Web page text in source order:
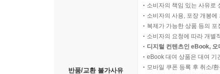
반품/교환 불가사유
소비자의 책임 있는 사유로
소비자의 사용, 포장 개봉
복제가 가능한 상품 등의
소비자의 요청에 따라 개별
디지털 컨텐츠인 eBook,
eBook 대여 상품은 대여 기
모바일 쿠폰 등록 후 취소/